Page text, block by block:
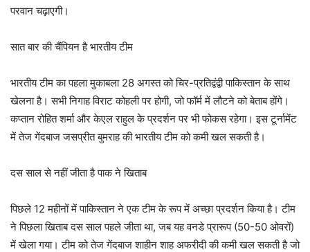
परवान चढ़ाएगी।
सात बार की चैंपियन है भारतीय टीम
भारतीय टीम का पहला मुकाबला 28 अगस्त को चिर-प्रतिद्वंद्वी पाकिस्तान के साथ
खेलना है। सभी निगाह विराट कोहली पर होगी, जो फॉर्म में लौटने को बेताब होंगे।
कप्तान रोहित शर्मा और केएल राहुल के प्रदर्शन पर भी फोकस रहेगा। इस टूर्नामेंट
में तेज गेंदबाज जसप्रीत बुमराह की भारतीय टीम को कमी खल सकती है।
दस साल से नहीं जीता है पाक ने खिताब
पिछले 12 महीनों में पाकिस्तान ने एक टीम के रूप में अच्छा प्रदर्शन किया है। टीम
ने पिछला खिताब दस साल पहले जीता था, जब यह वनडे प्रारूप (50-50 ओवरों)
में खेला गया। टीम को तेज गेंदबाज शाहीन शाह अफरीदी की कमी खल सकती है जो